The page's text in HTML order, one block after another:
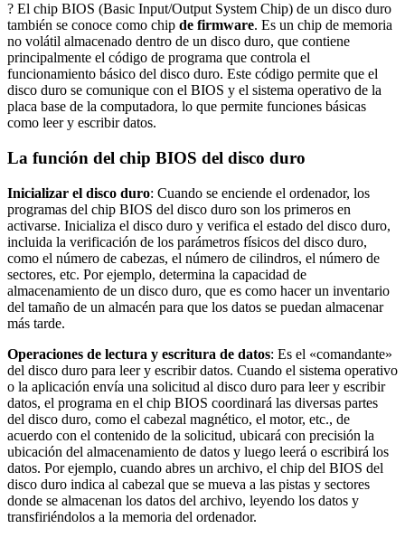
? El chip BIOS (Basic Input/Output System Chip) de un disco duro
también se conoce como chip de firmware. Es un chip de memoria
no volátil almacenado dentro de un disco duro, que contiene
principalmente el código de programa que controla el
funcionamiento básico del disco duro. Este código permite que el
disco duro se comunique con el BIOS y el sistema operativo de la
placa base de la computadora, lo que permite funciones básicas
como leer y escribir datos.
La función del chip BIOS del disco duro
Inicializar el disco duro: Cuando se enciende el ordenador, los
programas del chip BIOS del disco duro son los primeros en
activarse. Inicializa el disco duro y verifica el estado del disco duro,
incluida la verificación de los parámetros físicos del disco duro,
como el número de cabezas, el número de cilindros, el número de
sectores, etc. Por ejemplo, determina la capacidad de
almacenamiento de un disco duro, que es como hacer un inventario
del tamaño de un almacén para que los datos se puedan almacenar
más tarde.
Operaciones de lectura y escritura de datos: Es el «comandante»
del disco duro para leer y escribir datos. Cuando el sistema operativo
o la aplicación envía una solicitud al disco duro para leer y escribir
datos, el programa en el chip BIOS coordinará las diversas partes
del disco duro, como el cabezal magnético, el motor, etc., de
acuerdo con el contenido de la solicitud, ubicará con precisión la
ubicación del almacenamiento de datos y luego leerá o escribirá los
datos. Por ejemplo, cuando abres un archivo, el chip del BIOS del
disco duro indica al cabezal que se mueva a las pistas y sectores
donde se almacenan los datos del archivo, leyendo los datos y
transfiriéndolos a la memoria del ordenador.